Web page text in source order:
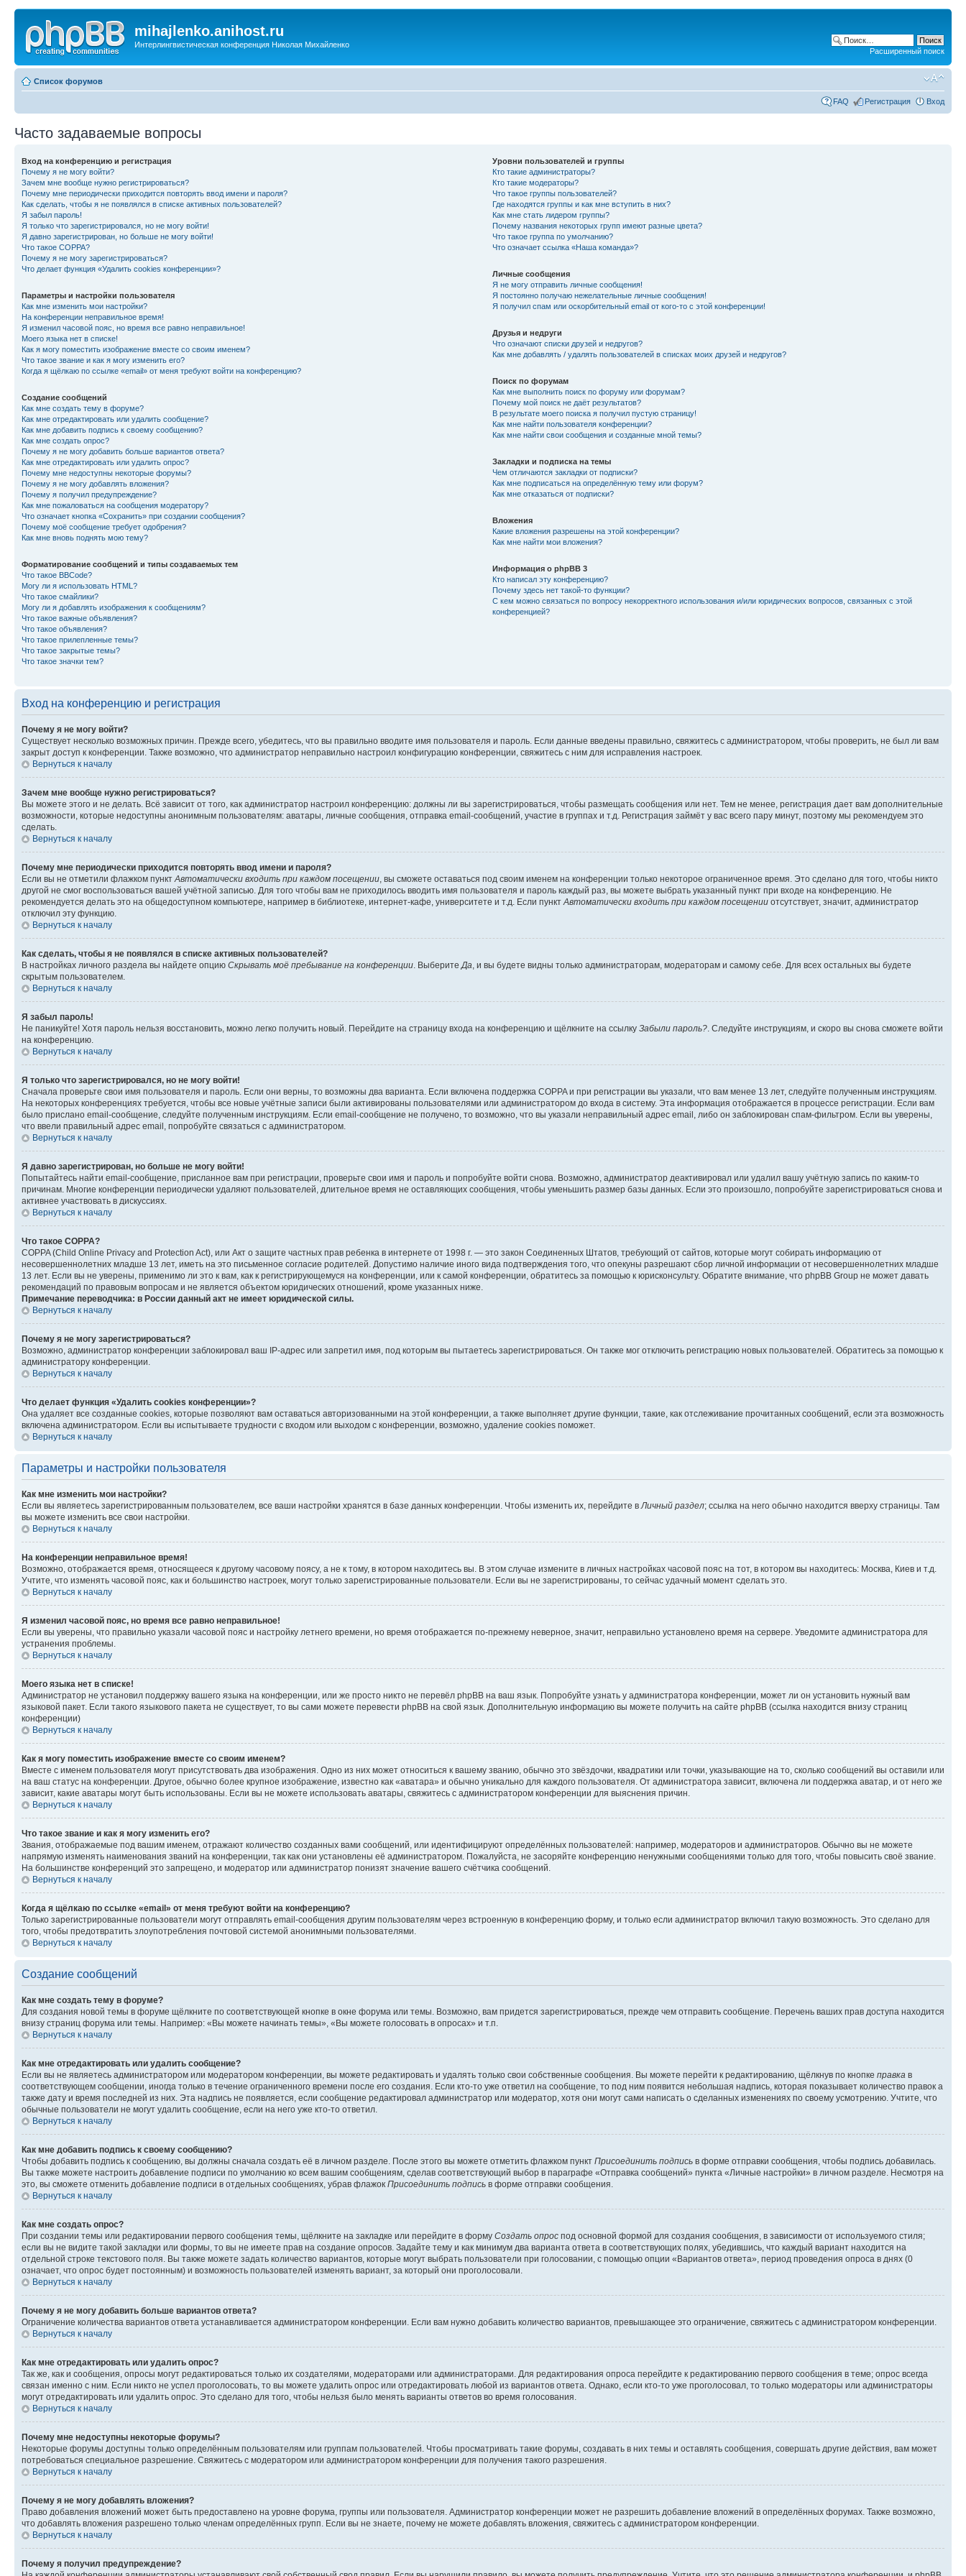
mihajlenko.anihost.ru
Интерлингвистическая конференция Николая Михайленко
Расширенный поиск
Список форумов
FAQ Регистрация Вход
Часто задаваемые вопросы
Вход на конференцию и регистрация
Почему я не могу войти?
Зачем мне вообще нужно регистрироваться?
Почему мне периодически приходится повторять ввод имени и пароля?
Как сделать, чтобы я не появлялся в списке активных пользователей?
Я забыл пароль!
Я только что зарегистрировался, но не могу войти!
Я давно зарегистрирован, но больше не могу войти!
Что такое COPPA?
Почему я не могу зарегистрироваться?
Что делает функция «Удалить cookies конференции»?
Параметры и настройки пользователя
Как мне изменить мои настройки?
На конференции неправильное время!
Я изменил часовой пояс, но время все равно неправильное!
Моего языка нет в списке!
Как я могу поместить изображение вместе со своим именем?
Что такое звание и как я могу изменить его?
Когда я щёлкаю по ссылке «email» от меня требуют войти на конференцию?
Создание сообщений
Как мне создать тему в форуме?
Как мне отредактировать или удалить сообщение?
Как мне добавить подпись к своему сообщению?
Как мне создать опрос?
Почему я не могу добавить больше вариантов ответа?
Как мне отредактировать или удалить опрос?
Почему мне недоступны некоторые форумы?
Почему я не могу добавлять вложения?
Почему я получил предупреждение?
Как мне пожаловаться на сообщения модератору?
Что означает кнопка «Сохранить» при создании сообщения?
Почему моё сообщение требует одобрения?
Как мне вновь поднять мою тему?
Форматирование сообщений и типы создаваемых тем
Что такое BBCode?
Могу ли я использовать HTML?
Что такое смайлики?
Могу ли я добавлять изображения к сообщениям?
Что такое важные объявления?
Что такое объявления?
Что такое прилепленные темы?
Что такое закрытые темы?
Что такое значки тем?
Уровни пользователей и группы
Кто такие администраторы?
Кто такие модераторы?
Что такое группы пользователей?
Где находятся группы и как мне вступить в них?
Как мне стать лидером группы?
Почему названия некоторых групп имеют разные цвета?
Что такое группа по умолчанию?
Что означает ссылка «Наша команда»?
Личные сообщения
Я не могу отправить личные сообщения!
Я постоянно получаю нежелательные личные сообщения!
Я получил спам или оскорбительный email от кого-то с этой конференции!
Друзья и недруги
Что означают списки друзей и недругов?
Как мне добавлять / удалять пользователей в списках моих друзей и недругов?
Поиск по форумам
Как мне выполнить поиск по форуму или форумам?
Почему мой поиск не даёт результатов?
В результате моего поиска я получил пустую страницу!
Как мне найти пользователя конференции?
Как мне найти свои сообщения и созданные мной темы?
Закладки и подписка на темы
Чем отличаются закладки от подписки?
Как мне подписаться на определённую тему или форум?
Как мне отказаться от подписки?
Вложения
Какие вложения разрешены на этой конференции?
Как мне найти мои вложения?
Информация о phpBB 3
Кто написал эту конференцию?
Почему здесь нет такой-то функции?
С кем можно связаться по вопросу некорректного использования и/или юридических вопросов, связанных с этой
конференцией?
Вход на конференцию и регистрация
Почему я не могу войти?
Существует несколько возможных причин. Прежде всего, убедитесь, что вы правильно вводите имя пользователя и пароль. Если данные введены правильно, свяжитесь с администратором, чтобы проверить, не был ли вам
закрыт доступ к конференции. Также возможно, что администратор неправильно настроил конфигурацию конференции, свяжитесь с ним для исправления настроек.
Вернуться к началу
Зачем мне вообще нужно регистрироваться?
Вы можете этого и не делать. Всё зависит от того, как администратор настроил конференцию: должны ли вы зарегистрироваться, чтобы размещать сообщения или нет. Тем не менее, регистрация дает вам дополнительные
возможности, которые недоступны анонимным пользователям: аватары, личные сообщения, отправка email-сообщений, участие в группах и т.д. Регистрация займёт у вас всего пару минут, поэтому мы рекомендуем это
сделать.
Вернуться к началу
Почему мне периодически приходится повторять ввод имени и пароля?
Если вы не отметили флажком пункт Автоматически входить при каждом посещении , вы сможете оставаться под своим именем на конференции только некоторое ограниченное время. Это сделано для того, чтобы никто
другой не смог воспользоваться вашей учётной записью. Для того чтобы вам не приходилось вводить имя пользователя и пароль каждый раз, вы можете выбрать указанный пункт при входе на конференцию. Не
рекомендуется делать это на общедоступном компьютере, например в библиотеке, интернет-кафе, университете и т.д. Если пункт Автоматически входить при каждом посещении отсутствует, значит, администратор
отключил эту функцию.
Вернуться к началу
Как сделать, чтобы я не появлялся в списке активных пользователей?
В настройках личного раздела вы найдете опцию Скрывать моё пребывание на конференции . Выберите Да , и вы будете видны только администраторам, модераторам и самому себе. Для всех остальных вы будете
скрытым пользователем.
Вернуться к началу
Я забыл пароль!
Не паникуйте! Хотя пароль нельзя восстановить, можно легко получить новый. Перейдите на страницу входа на конференцию и щёлкните на ссылку Забыли пароль? . Следуйте инструкциям, и скоро вы снова сможете войти
на конференцию.
Вернуться к началу
Я только что зарегистрировался, но не могу войти!
Сначала проверьте свои имя пользователя и пароль. Если они верны, то возможны два варианта. Если включена поддержка COPPA и при регистрации вы указали, что вам менее 13 лет, следуйте полученным инструкциям.
На некоторых конференциях требуется, чтобы все новые учётные записи были активированы пользователями или администратором до входа в систему. Эта информация отображается в процессе регистрации. Если вам
было прислано email-сообщение, следуйте полученным инструкциям. Если email-сообщение не получено, то возможно, что вы указали неправильный адрес email, либо он заблокирован спам-фильтром. Если вы уверены,
что ввели правильный адрес email, попробуйте связаться с администратором.
Вернуться к началу
Я давно зарегистрирован, но больше не могу войти!
Попытайтесь найти email-сообщение, присланное вам при регистрации, проверьте свои имя и пароль и попробуйте войти снова. Возможно, администратор деактивировал или удалил вашу учётную запись по каким-то
причинам. Многие конференции периодически удаляют пользователей, длительное время не оставляющих сообщения, чтобы уменьшить размер базы данных. Если это произошло, попробуйте зарегистрироваться снова и
активнее участвовать в дискуссиях.
Вернуться к началу
Что такое COPPA?
COPPA (Child Online Privacy and Protection Act), или Акт о защите частных прав ребенка в интернете от 1998 г. — это закон Соединенных Штатов, требующий от сайтов, которые могут собирать информацию от
несовершеннолетних младше 13 лет, иметь на это письменное согласие родителей. Допустимо наличие иного вида подтверждения того, что опекуны разрешают сбор личной информации от несовершеннолетних младше
13 лет. Если вы не уверены, применимо ли это к вам, как к регистрирующемуся на конференции, или к самой конференции, обратитесь за помощью к юрисконсульту. Обратите внимание, что phpBB Group не может давать
рекомендаций по правовым вопросам и не является объектом юридических отношений, кроме указанных ниже.
Примечание переводчика: в России данный акт не имеет юридической силы.
Вернуться к началу
Почему я не могу зарегистрироваться?
Возможно, администратор конференции заблокировал ваш IP-адрес или запретил имя, под которым вы пытаетесь зарегистрироваться. Он также мог отключить регистрацию новых пользователей. Обратитесь за помощью к
администратору конференции.
Вернуться к началу
Что делает функция «Удалить cookies конференции»?
Она удаляет все созданные cookies, которые позволяют вам оставаться авторизованными на этой конференции, а также выполняет другие функции, такие, как отслеживание прочитанных сообщений, если эта возможность
включена администратором. Если вы испытываете трудности с входом или выходом с конференции, возможно, удаление cookies поможет.
Вернуться к началу
Параметры и настройки пользователя
Как мне изменить мои настройки?
Если вы являетесь зарегистрированным пользователем, все ваши настройки хранятся в базе данных конференции. Чтобы изменить их, перейдите в Личный раздел; ссылка на него обычно находится вверху страницы. Там
вы можете изменить все свои настройки.
Вернуться к началу
На конференции неправильное время!
Возможно, отображается время, относящееся к другому часовому поясу, а не к тому, в котором находитесь вы. В этом случае измените в личных настройках часовой пояс на тот, в котором вы находитесь: Москва, Киев и т.д.
Учтите, что изменять часовой пояс, как и большинство настроек, могут только зарегистрированные пользователи. Если вы не зарегистрированы, то сейчас удачный момент сделать это.
Вернуться к началу
Я изменил часовой пояс, но время все равно неправильное!
Если вы уверены, что правильно указали часовой пояс и настройку летнего времени, но время отображается по-прежнему неверное, значит, неправильно установлено время на сервере. Уведомите администратора для
устранения проблемы.
Вернуться к началу
Моего языка нет в списке!
Администратор не установил поддержку вашего языка на конференции, или же просто никто не перевёл phpBB на ваш язык. Попробуйте узнать у администратора конференции, может ли он установить нужный вам
языковой пакет. Если такого языкового пакета не существует, то вы сами можете перевести phpBB на свой язык. Дополнительную информацию вы можете получить на сайте phpBB (ссылка находится внизу страниц
конференции)
Вернуться к началу
Как я могу поместить изображение вместе со своим именем?
Вместе с именем пользователя могут присутствовать два изображения. Одно из них может относиться к вашему званию, обычно это звёздочки, квадратики или точки, указывающие на то, сколько сообщений вы оставили или
на ваш статус на конференции. Другое, обычно более крупное изображение, известно как «аватара» и обычно уникально для каждого пользователя. От администратора зависит, включена ли поддержка аватар, и от него же
зависит, какие аватары могут быть использованы. Если вы не можете использовать аватары, свяжитесь с администратором конференции для выяснения причин.
Вернуться к началу
Что такое звание и как я могу изменить его?
Звания, отображаемые под вашим именем, отражают количество созданных вами сообщений, или идентифицируют определённых пользователей: например, модераторов и администраторов. Обычно вы не можете
напрямую изменять наименования званий на конференции, так как они установлены её администратором. Пожалуйста, не засоряйте конференцию ненужными сообщениями только для того, чтобы повысить своё звание.
На большинстве конференций это запрещено, и модератор или администратор понизят значение вашего счётчика сообщений.
Вернуться к началу
Когда я щёлкаю по ссылке «email» от меня требуют войти на конференцию?
Только зарегистрированные пользователи могут отправлять email-сообщения другим пользователям через встроенную в конференцию форму, и только если администратор включил такую возможность. Это сделано для
того, чтобы предотвратить злоупотребления почтовой системой анонимными пользователями.
Вернуться к началу
Создание сообщений
Как мне создать тему в форуме?
Для создания новой темы в форуме щёлкните по соответствующей кнопке в окне форума или темы. Возможно, вам придется зарегистрироваться, прежде чем отправить сообщение. Перечень ваших прав доступа находится
внизу страниц форума или темы. Например: «Вы можете начинать темы», «Вы можете голосовать в опросах» и т.п.
Вернуться к началу
Как мне отредактировать или удалить сообщение?
Если вы не являетесь администратором или модератором конференции, вы можете редактировать и удалять только свои собственные сообщения. Вы можете перейти к редактированию, щёлкнув по кнопке правка в
соответствующем сообщении, иногда только в течение ограниченного времени после его создания. Если кто-то уже ответил на сообщение, то под ним появится небольшая надпись, которая показывает количество правок а
также дату и время последней из них. Эта надпись не появляется, если сообщение редактировал администратор или модератор, хотя они могут сами написать о сделанных изменениях по своему усмотрению. Учтите, что
обычные пользователи не могут удалить сообщение, если на него уже кто-то ответил.
Вернуться к началу
Как мне добавить подпись к своему сообщению?
Чтобы добавить подпись к сообщению, вы должны сначала создать её в личном разделе. После этого вы можете отметить флажком пункт Присоединить подпись в форме отправки сообщения, чтобы подпись добавилась.
Вы также можете настроить добавление подписи по умолчанию ко всем вашим сообщениям, сделав соответствующий выбор в параграфе «Отправка сообщений» пункта «Личные настройки» в личном разделе. Несмотря на
это, вы сможете отменить добавление подписи в отдельных сообщениях, убрав флажок Присоединить подпись в форме отправки сообщения.
Вернуться к началу
Как мне создать опрос?
При создании темы или редактировании первого сообщения темы, щёлкните на закладке или перейдите в форму Создать опрос под основной формой для создания сообщения, в зависимости от используемого стиля;
если вы не видите такой закладки или формы, то вы не имеете прав на создание опросов. Задайте тему и как минимум два варианта ответа в соответствующих полях, убедившись, что каждый вариант находится на
отдельной строке текстового поля. Вы также можете задать количество вариантов, которые могут выбрать пользователи при голосовании, с помощью опции «Вариантов ответа», период проведения опроса в днях (0
означает, что опрос будет постоянным) и возможность пользователей изменять вариант, за который они проголосовали.
Вернуться к началу
Почему я не могу добавить больше вариантов ответа?
Ограничение количества вариантов ответа устанавливается администратором конференции. Если вам нужно добавить количество вариантов, превышающее это ограничение, свяжитесь с администратором конференции.
Вернуться к началу
Как мне отредактировать или удалить опрос?
Так же, как и сообщения, опросы могут редактироваться только их создателями, модераторами или администраторами. Для редактирования опроса перейдите к редактированию первого сообщения в теме; опрос всегда
связан именно с ним. Если никто не успел проголосовать, то вы можете удалить опрос или отредактировать любой из вариантов ответа. Однако, если кто-то уже проголосовал, то только модераторы или администраторы
могут отредактировать или удалить опрос. Это сделано для того, чтобы нельзя было менять варианты ответов во время голосования.
Вернуться к началу
Почему мне недоступны некоторые форумы?
Некоторые форумы доступны только определённым пользователям или группам пользователей. Чтобы просматривать такие форумы, создавать в них темы и оставлять сообщения, совершать другие действия, вам может
потребоваться специальное разрешение. Свяжитесь с модератором или администратором конференции для получения такого разрешения.
Вернуться к началу
Почему я не могу добавлять вложения?
Право добавления вложений может быть предоставлено на уровне форума, группы или пользователя. Администратор конференции может не разрешить добавление вложений в определённых форумах. Также возможно,
что добавлять вложения разрешено только членам определённых групп. Если вы не знаете, почему не можете добавлять вложения, свяжитесь с администратором конференции.
Вернуться к началу
Почему я получил предупреждение?